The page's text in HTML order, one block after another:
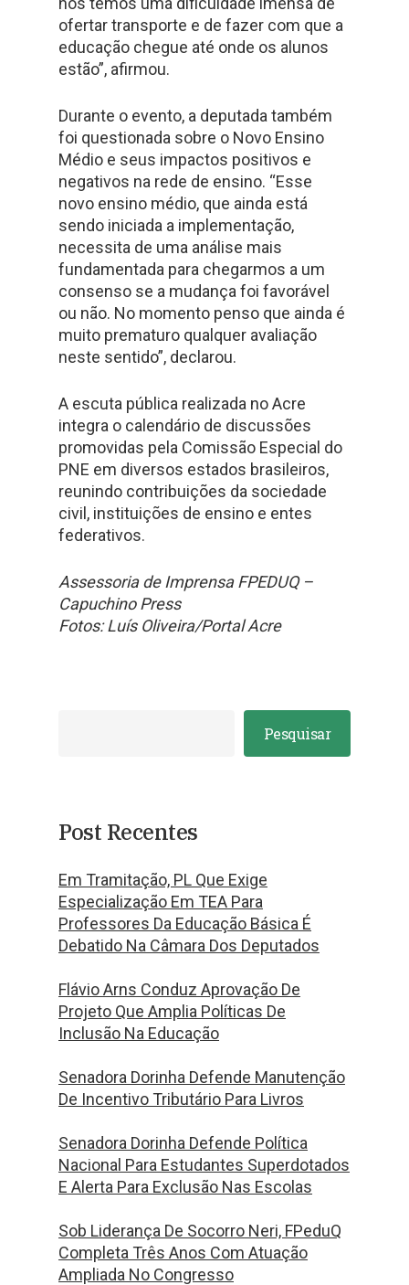
ofertar transporte e de fazer com que a
educação chegue até onde os alunos
estão”, afirmou.
Durante o evento, a deputada também
foi questionada sobre o Novo Ensino
Médio e seus impactos positivos e
negativos na rede de ensino. “Esse
novo ensino médio, que ainda está
sendo iniciada a implementação,
necessita de uma análise mais
fundamentada para chegarmos a um
consenso se a mudança foi favorável
ou não. No momento penso que ainda é
muito prematuro qualquer avaliação
neste sentido”, declarou.
A escuta pública realizada no Acre
integra o calendário de discussões
promovidas pela Comissão Especial do
PNE em diversos estados brasileiros,
reunindo contribuições da sociedade
civil, instituições de ensino e entes
federativos.
Assessoria de Imprensa FPEDUQ –
Capuchino Press
Fotos: Luís Oliveira/Portal Acre
Pesquisar
Post Recentes
Em Tramitação, PL Que Exige
Especialização Em TEA Para
Professores Da Educação Básica É
Debatido Na Câmara Dos Deputados
Flávio Arns Conduz Aprovação De
Projeto Que Amplia Políticas De
Inclusão Na Educação
Senadora Dorinha Defende Manutenção
De Incentivo Tributário Para Livros
Senadora Dorinha Defende Política
Nacional Para Estudantes Superdotados
E Alerta Para Exclusão Nas Escolas
Sob Liderança De Socorro Neri, FPeduQ
Completa Três Anos Com Atuação
Ampliada No Congresso